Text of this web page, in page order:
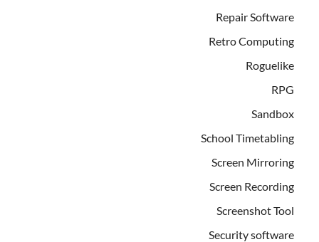
Repair Software
Retro Computing
Roguelike
RPG
Sandbox
School Timetabling
Screen Mirroring
Screen Recording
Screenshot Tool
Security software